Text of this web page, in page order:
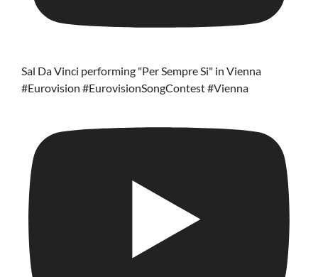
Sal Da Vinci performing "Per Sempre Si" in Vienna
#Eurovision #EurovisionSongContest #Vienna